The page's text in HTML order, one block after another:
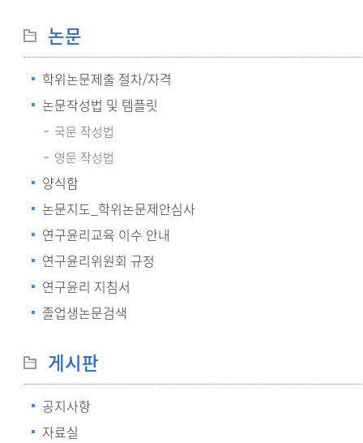
논문
학위논문제출 절차/자격
논문작성법 및 템플릿
국문 작성법
영문 작성법
양식함
논문지도_학위논문제안심사
연구윤리교육 이수 안내
연구윤리위원회 규정
연구윤리 지침서
졸업생논문검색
게시판
공지사항
자료실